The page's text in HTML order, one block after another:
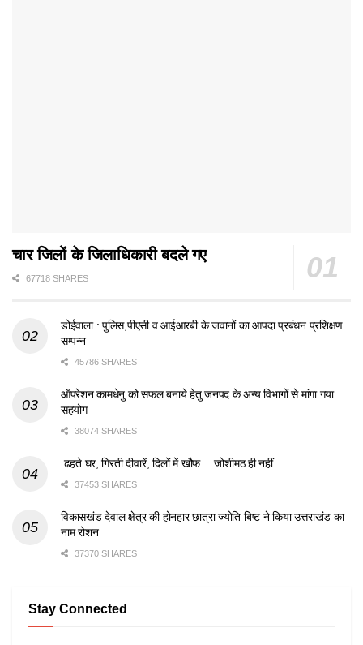
चार जिलों के जिलाधिकारी बदले गए
67718 SHARES
डोईवाला : पुलिस,पीएसी व आईआरबी के जवानों का आपदा प्रबंधन प्रशिक्षण
सम्पन्न
45786 SHARES
ऑपरेशन कामधेनु को सफल बनाये हेतु जनपद के अन्य विभागों से मांगा गया
सहयोग
38074 SHARES
ढहते घर, गिरती दीवारें, दिलों में खौफ… जोशीमठ ही नहीं
37453 SHARES
विकासखंड देवाल क्षेत्र की होनहार छात्रा ज्योति बिष्ट ने किया उत्तराखंड का
नाम रोशन
37370 SHARES
Stay Connected